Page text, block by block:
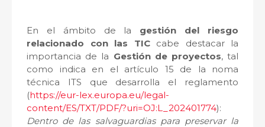
En el ámbito de la gestión del riesgo
relacionado con las TICcabe destacar la
importancia de la Gestión de proyectos, tal
como indica en el artículo 15 de la noma
técnica ITS que desarrolla el reglamento
(https://eur-lex.europa.eu/legal-
content/ES/TXT/PDF/?uri=OJ:L_202401774):
Dentro de las salvaguardias para preservar la